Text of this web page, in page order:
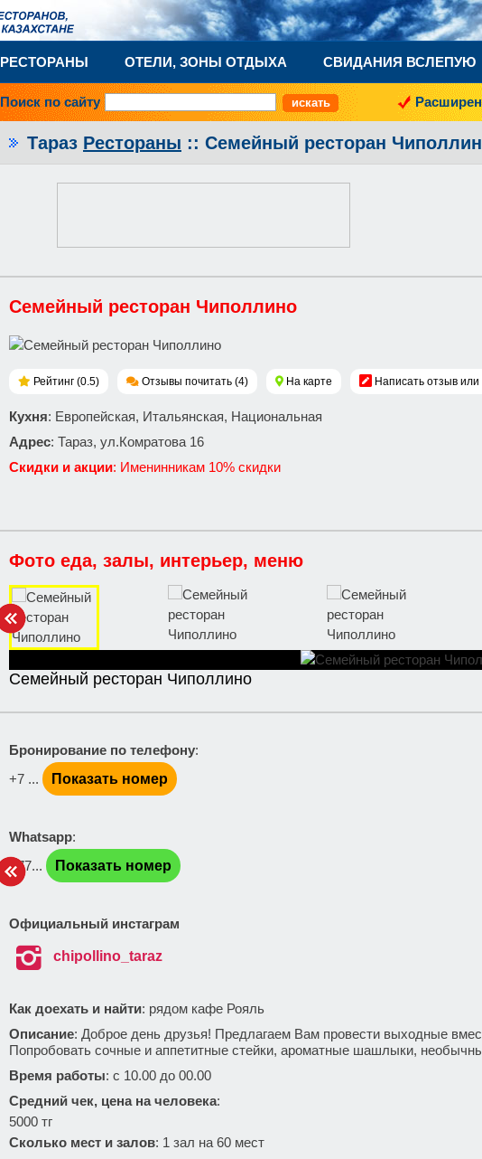
РЕСТОРАНЫ ОТЕЛИ, ЗОНЫ ОТДЫХА СВИДАНИЯ ВСЛЕПУЮ
Поиск по сайту
Тараз Рестораны :: Семейный ресторан
Семейный ресторан Чиполлино
Рейтинг (0.5) Отзывы почитать (4) На карте Написать отзыв или
Кухня: Европейская, Итальянская, Национальная
Адрес: Тараз, ул.Комратова 16
Скидки и акции: Именинникам 10% скидки
Фото еда, залы, интерьер, меню
Семейный ресторан Чиполлино
Бронирование по телефону:
+7 ...
Показать номер
Whatsapp:
+77...
Показать номер
Официальный инстаграм
 chipollino_taraz
Как доехать и найти: рядом кафе Рояль
Описание: Доброе день друзья! Предлагаем Вам провести выходные
Попробовать сочные и аппетитные стейки, ароматные шашлыки,
Время работы: с 10.00 до 00.00
Средний чек, цена на человека:
5000 тг
Сколько мест и залов: 1 зал на 60 мест